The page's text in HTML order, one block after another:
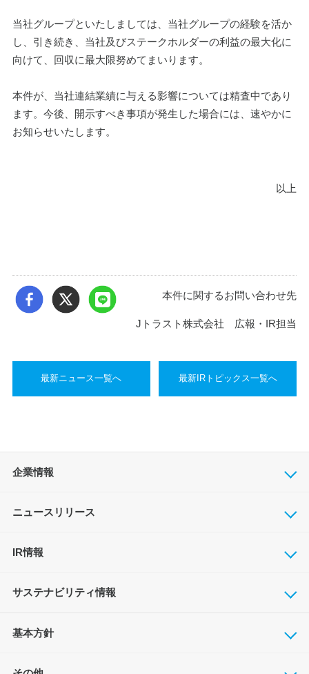
当社グループといたしましては、当社グループの経験を活か
し、引き続き、当社及びステークホルダーの利益の最大化に
向けて、回収に最大限努めてまいります。
本件が、当社連結業績に与える影響については精査中であり
ます。今後、開示すべき事項が発生した場合には、速やかに
お知らせいたします。
以上
本件に関するお問い合わせ先
Jトラスト株式会社 広報・IR担当
最新ニュース一覧へ 最新IRトピックス一覧へ
企業情報
ニュースリリース
IR情報
サステナビリティ情報
基本方針